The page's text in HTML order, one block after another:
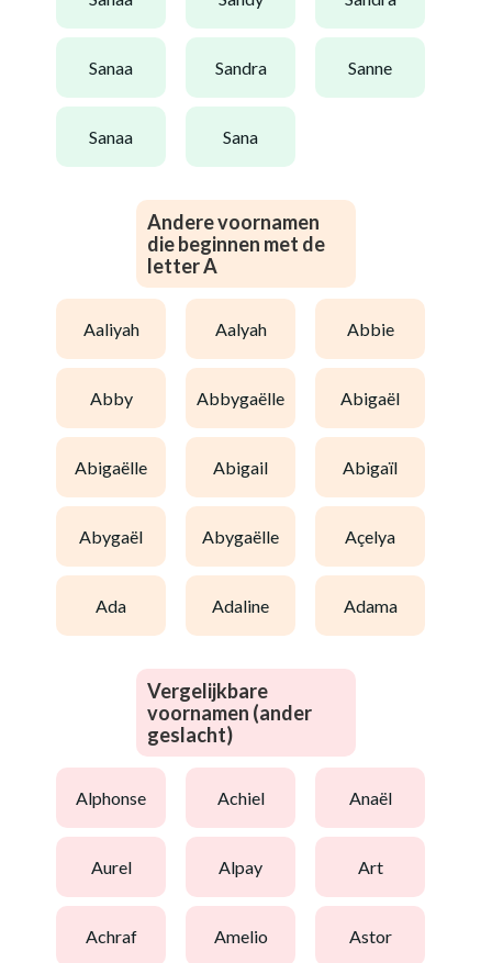
sanaa sandra sanne
sanaa sana
Andere voornamen
die beginnen met de
letter A
aaliyah aalyah abbie
abby abbygaëlle abigaël
abigaëlle abigail abigaïl
abygaël abygaëlle açelya
ada adaline adama
Vergelijkbare
voornamen (ander
geslacht)
alphonse achiel anaël
aurel alpay art
achraf amelio astor